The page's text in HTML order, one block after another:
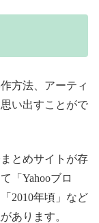
方法、アーティ
い出すことがで
とめサイトが存
「Yahooブロ
2010年頃」など
あります。